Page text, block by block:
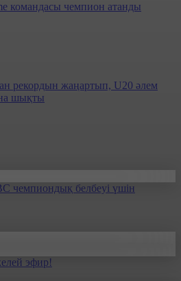
командасы чемпион атанды
рекордын жаңартып, U20 әлем
шықты
чемпиондық белбеуі үшін
эфир!